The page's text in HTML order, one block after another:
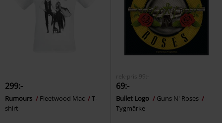
299:-
Rumours Fleetwood Mac
T-
shirt
rek-pris 99:-
69:-
Bullet Logo
Guns N' Roses
Tygmärke